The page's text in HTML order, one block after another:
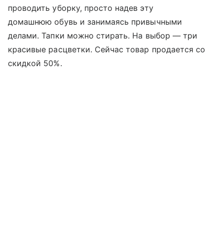
проводить уборку, просто надев эту
домашнюю обувь и занимаясь привычными
делами. Тапки можно стирать. На выбор — три
красивые расцветки. Сейчас товар продается со
скидкой 50%.